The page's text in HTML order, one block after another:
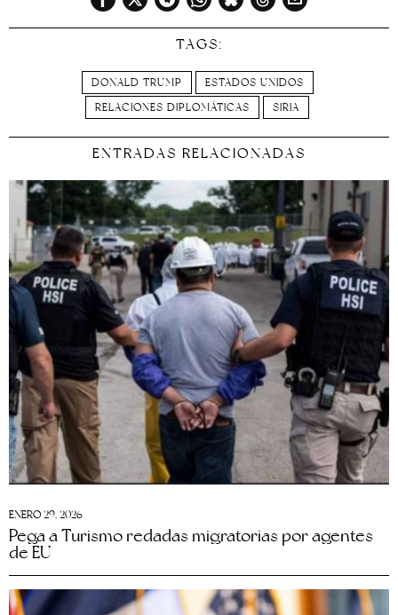
TAGS:
DONALD TRUMP
ESTADOS UNIDOS
RELACIONES DIPLOMÁTICAS
SIRIA
ENTRADAS RELACIONADAS
ENERO 29, 2026
Pega a Turismo redadas migratorias por agentes
de EU